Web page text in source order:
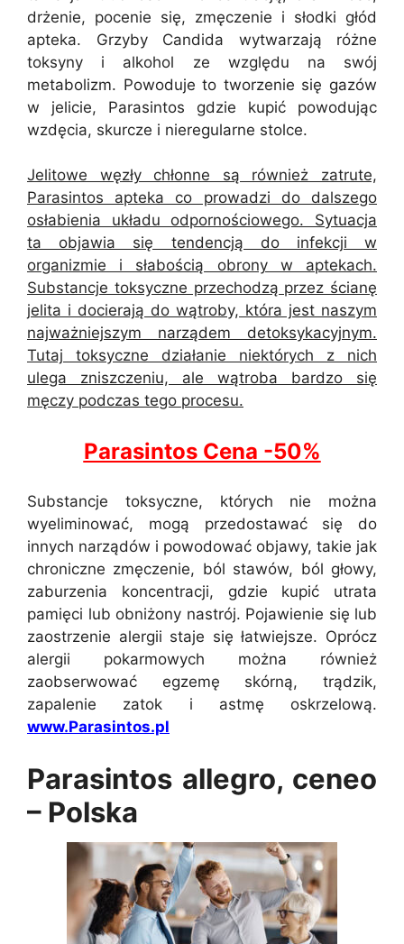
drżenie, pocenie się, zmęczenie i słodki głód
apteka. Grzyby Candida wytwarzają różne
toksyny i alkohol ze względu na swój
metabolizm. Powoduje to tworzenie się gazów
w jelicie, Parasintos gdzie kupić powodując
wzdęcia, skurcze i nieregularne stolce.
Jelitowe węzły chłonne są również zatrute,
Parasintos apteka co prowadzi do dalszego
osłabienia układu odpornościowego. Sytuacja
ta objawia się tendencją do infekcji w
organizmie i słabością obrony w aptekach.
Substancje toksyczne przechodzą przez ścianę
jelita i docierają do wątroby, która jest naszym
najważniejszym narządem detoksykacyjnym.
Tutaj toksyczne działanie niektórych z nich
ulega zniszczeniu, ale wątroba bardzo się
męczy podczas tego procesu.
Parasintos Cena -50%
Substancje toksyczne, których nie można
wyeliminować, mogą przedostawać się do
innych narządów i powodować objawy, takie jak
chroniczne zmęczenie, ból stawów, ból głowy,
zaburzenia koncentracji, gdzie kupić utrata
pamięci lub obniżony nastrój. Pojawienie się lub
zaostrzenie alergii staje się łatwiejsze. Oprócz
alergii pokarmowych można również
zaobserwować egzemę skórną, trądzik,
zapalenie zatok i astmę oskrzelową.
www.Parasintos.pl
Parasintos allegro, ceneo
– Polska